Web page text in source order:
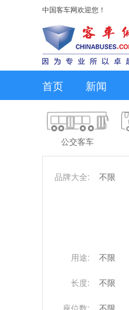
中国客车网欢迎您！
首页 新闻
公交客车
品牌大全: 不限
用途: 不限
长度: 不限
座位数: 不限